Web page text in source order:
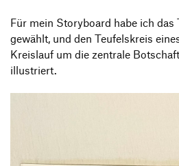
Für mein Storyboard habe ich das
gewählt, und den Teufelskreis
Kreislauf um die zentrale
illustriert.